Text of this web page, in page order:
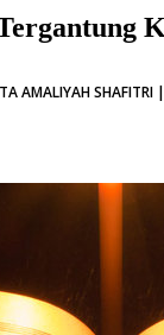
AMALIYAH